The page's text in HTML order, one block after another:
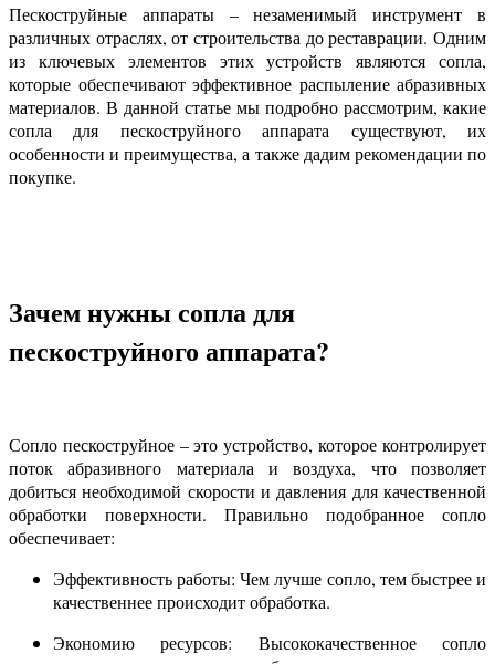
Пескоструйные аппараты – незаменимый инструмент в
различных отраслях, от строительства до реставрации. Одним
из ключевых элементов этих устройств являются сопла,
которые обеспечивают эффективное распыление абразивных
материалов. В данной статье мы подробно рассмотрим, какие
сопла для пескоструйного аппарата существуют, их
особенности и преимущества, а также дадим рекомендации по
покупке.
Зачем нужны сопла для
пескоструйного аппарата?
Сопло пескоструйное – это устройство, которое контролирует
поток абразивного материала и воздуха, что позволяет
добиться необходимой скорости и давления для качественной
обработки поверхности. Правильно подобранное сопло
обеспечивает:
Эффективность работы: Чем лучше сопло, тем быстрее и
качественнее происходит обработка.
Экономию ресурсов: Высококачественное сопло